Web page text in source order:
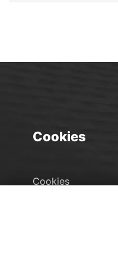
Cookies
Cookies